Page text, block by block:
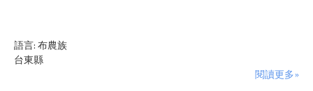
語言: 布農族
台東縣
閱讀更多»